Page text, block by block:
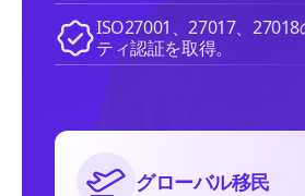
ISO27001、27017、27018
ティ認証を取得。
グローバル移民